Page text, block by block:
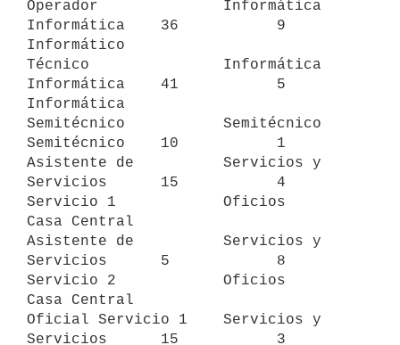
Operador              Informática
Informática    36           9
Informático
Técnico               Informática
Informática    41           5
Informática
Semitécnico           Semitécnico
Semitécnico    10           1
Asistente de          Servicios y
Servicios      15           4
Servicio 1            Oficios
Casa Central
Asistente de          Servicios y
Servicios      5            8
Servicio 2            Oficios
Casa Central
Oficial Servicio 1    Servicios y
Servicios      15           3